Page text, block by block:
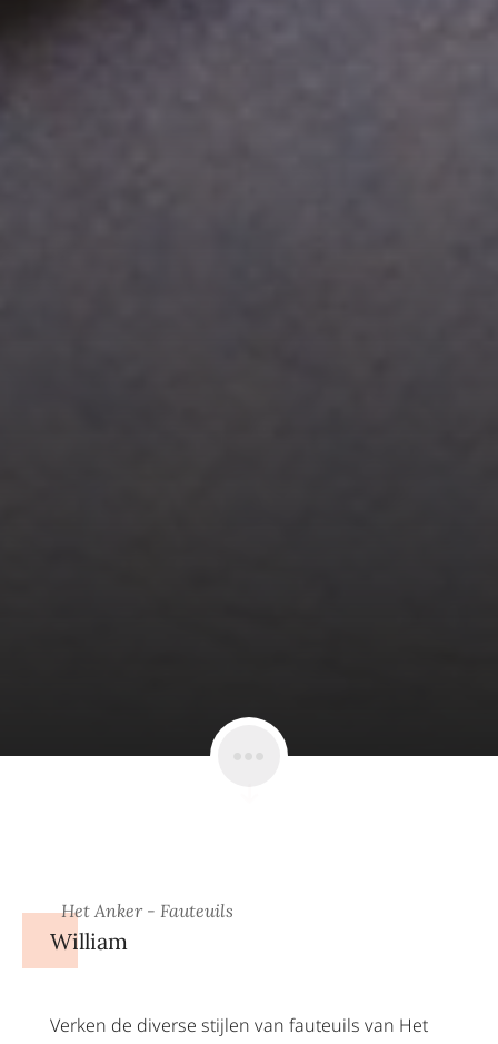
Het Anker - Fauteuils
William
Verken de diverse stijlen van fauteuils van Het